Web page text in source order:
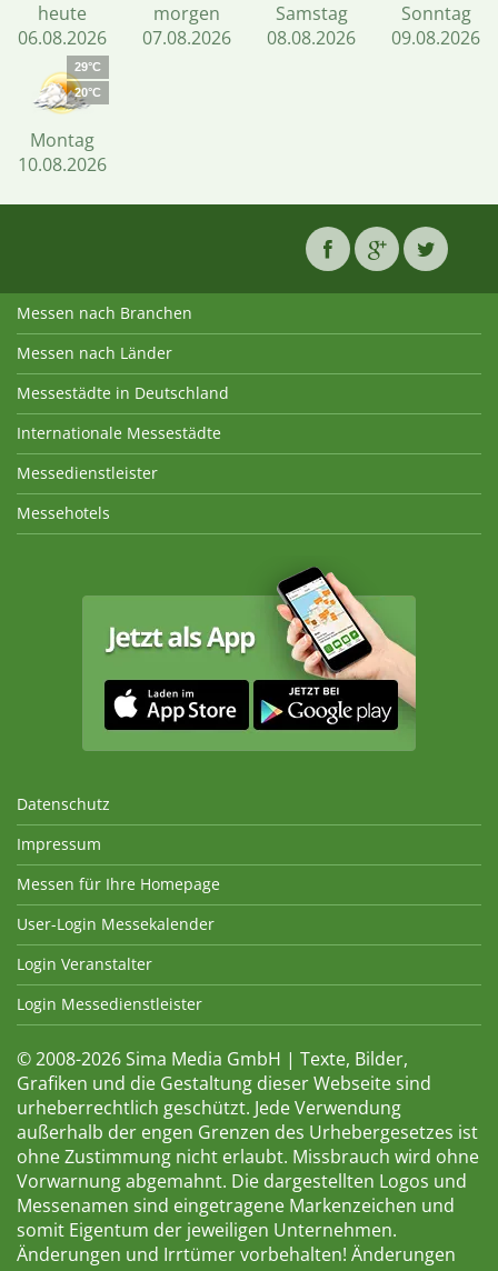
heute
06.08.2026
morgen
07.08.2026
Samstag
08.08.2026
Sonntag
09.08.2026
29°C
20°C
Montag
10.08.2026
Messen nach Branchen
Messen nach Länder
Messestädte in Deutschland
Internationale Messestädte
Messedienstleister
Messehotels
Datenschutz
Impressum
Messen für Ihre Homepage
User-Login Messekalender
Login Veranstalter
Login Messedienstleister
© 2008-2026 Sima Media GmbH | Texte, Bilder,
Grafiken und die Gestaltung dieser Webseite sind
urheberrechtlich geschützt. Jede Verwendung
außerhalb der engen Grenzen des Urhebergesetzes ist
ohne Zustimmung nicht erlaubt. Missbrauch wird ohne
Vorwarnung abgemahnt. Die dargestellten Logos und
Messenamen sind eingetragene Markenzeichen und
somit Eigentum der jeweiligen Unternehmen.
Änderungen und Irrtümer vorbehalten! Änderungen